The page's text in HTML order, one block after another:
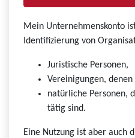
Mein Unternehmenskonto
Identifizierung von
Juristische Personen,
Vereinigungen,
natürliche Personen,
tätig sind.
Eine Nutzung ist aber auch